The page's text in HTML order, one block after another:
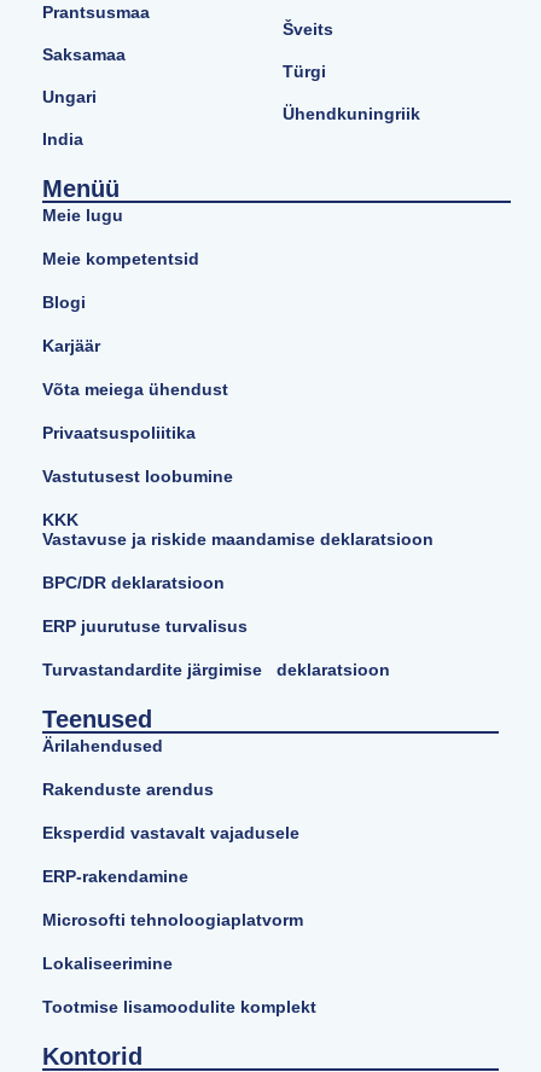
Prantsusmaa
Saksamaa
Ungari
India
Šveits
Türgi
Ühendkuningriik
Menüü
Meie lugu
Meie kompetentsid
Blogi
Karjäär
Võta meiega ühendust
Privaatsuspoliitika
Vastutusest loobumine
KKK
Vastavuse ja riskide maandamise deklaratsioon
BPC/DR deklaratsioon
ERP juurutuse turvalisus
Turvastandardite järgimise deklaratsioon
Teenused
Ärilahendused
Rakenduste arendus
Eksperdid vastavalt vajadusele
ERP-rakendamine
Microsofti tehnoloogiaplatvorm
Lokaliseerimine
Tootmise lisamoodulite komplekt
Kontorid